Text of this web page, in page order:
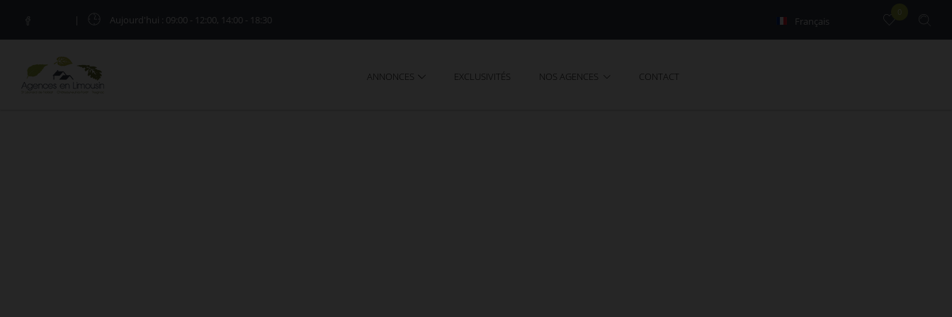
| Aujourd'hui : 09:00 - 12:00, 14:00 - 18:30 Français
0
ANNONCES EXCLUSIVITÉS NOS AGENCES CONTACT